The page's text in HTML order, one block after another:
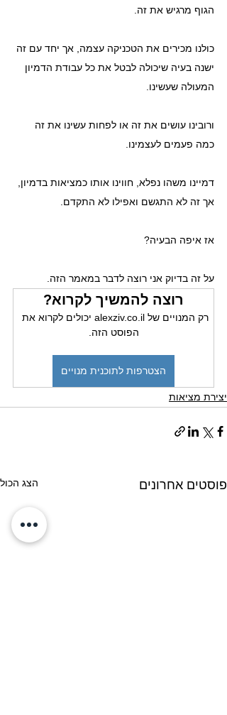
הגוף מרגיש את זה.
כולנו מכירים את הטכניקה עצמה, אך יחד עם זה
ישנה בעיה שיכולה לבטל את כל עבודת הדמיון
המעולה שעשינו.
ורובינו עושים את זה או לפחות עשינו את זה
כמה פעמים לעצמינו.
דמיינו משהו נפלא, חווינו אותו כמציאות בדמיון,
אך זה לא התגשם ואפילו לא התקדם.
אז איפה הבעיה?
על זה בדיוק אני רוצה לדבר במאמר הזה.
רוצה להמשיך לקרוא?
רק המנויים של alexziv.co.il יכולים לקרוא את
הפוסט הזה.
הצטרפות לתוכנית מנויים
יצירת מציאות
פוסטים אחרונים הצג הכול